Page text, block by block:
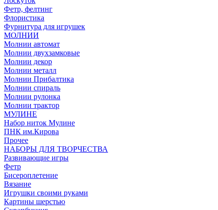
Фетр, фелтинг
Флористика
Фурнитура для игрушек
МОЛНИИ
Молнии автомат
Молнии двухзамковые
Молнии декор
Молнии металл
Молнии Прибалтика
Молнии спираль
Молнии рулонка
Молнии трактор
МУЛИНЕ
Набор ниток Мулине
ПНК им.Кирова
Прочее
НАБОРЫ ДЛЯ ТВОРЧЕСТВА
Развивающие игры
Фетр
Бисероплетение
Вязание
Игрушки своими руками
Картины шерстью